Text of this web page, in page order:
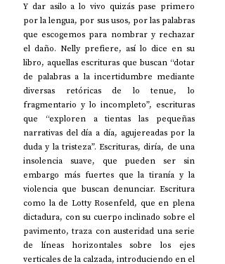
Y dar asilo a lo vivo quizás pase primero
por la lengua, por sus usos, por las palabras
que escogemos para nombrar y rechazar
el daño. Nelly prefiere, así lo dice en su
libro, aquellas escrituras que buscan “dotar
de palabras a la incertidumbre mediante
diversas retóricas de lo tenue, lo
fragmentario y lo incompleto”, escrituras
que “exploren a tientas las pequeñas
narrativas del día a día, agujereadas por la
duda y la tristeza”. Escrituras, diría, de una
insolencia suave, que pueden ser sin
embargo más fuertes que la tiranía y la
violencia que buscan denunciar. Escritura
como la de Lotty Rosenfeld, que en plena
dictadura, con su cuerpo inclinado sobre el
pavimento, traza con austeridad una serie
de líneas horizontales sobre los ejes
verticales de la calzada, introduciendo en el